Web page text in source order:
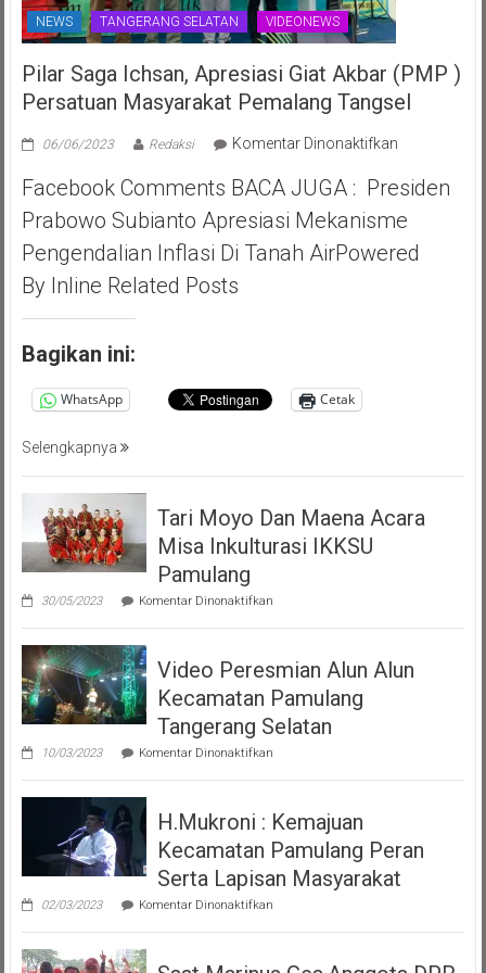
NEWS TANGERANG SELATAN VIDEONEWS
Pilar Saga Ichsan, Apresiasi Giat Akbar (PMP )
Persatuan Masyarakat Pemalang Tangsel
06/06/2023 Redaksi Komentar Dinonaktifkanpada
Saga
Apresiasi
Giat
Facebook Comments BACA JUGA : Presiden
Prabowo Subianto Apresiasi Mekanisme
Pengendalian Inflasi Di Tanah AirPowered
By Inline Related Posts
Bagikan ini:
WhatsApp Cetak
Selengkapnya
Tari Moyo Dan Maena Acara
Misa Inkulturasi IKKSU
Pamulang
30/05/2023 Komentar Dinonaktifkanpada
Moyo
Maena
Acara
Misa
Inkulturasi
IKKSU
Pamulang
Video Peresmian Alun Alun
Kecamatan Pamulang
Tangerang Selatan
10/03/2023 Komentar Dinonaktifkanpada
Peresmian
Alun
Kecamatan
Pamulang
Tangerang
Selatan
H.Mukroni : Kemajuan
Kecamatan Pamulang Peran
Serta Lapisan Masyarakat
02/03/2023 Komentar Dinonaktifkanpada
:
Kecamatan